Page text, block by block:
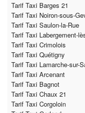
Tarif Taxi Barges 21
Tarif Taxi Noiron-sous-
Tarif Taxi Saulon-la-Rue
Tarif Taxi Labergement-
Tarif Taxi Crimolois
Tarif Taxi Quétigny
Tarif Taxi Lamarche-sur-
Tarif Taxi Arcenant
Tarif Taxi Bagnot
Tarif Taxi Chaux 21
Tarif Taxi Corgoloin